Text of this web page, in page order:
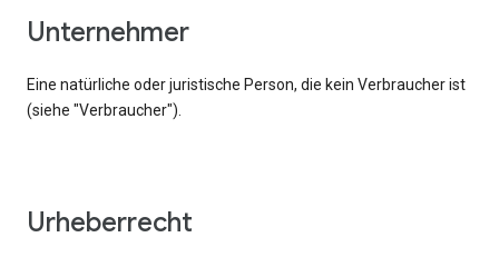
Unternehmer
Eine natürliche oder juristische Person, die kein Verbraucher ist
(siehe "Verbraucher").
Urheberrecht